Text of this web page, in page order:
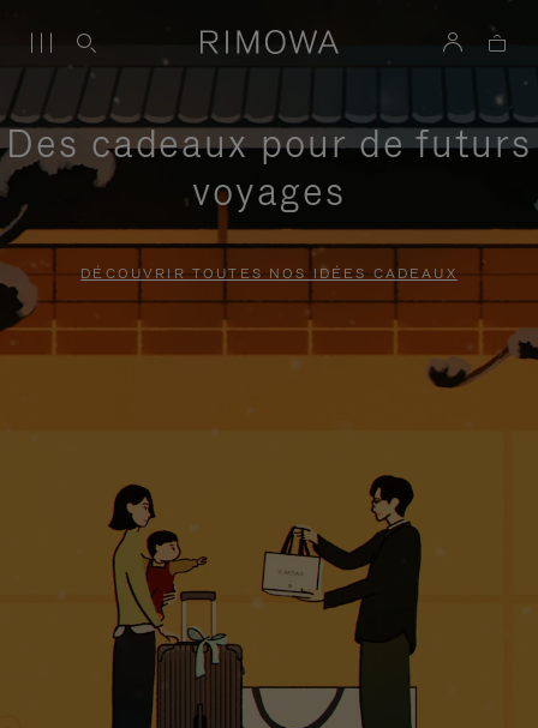
Des cadeaux pour de futurs
voyages
DÉCOUVRIR TOUTES NOS IDÉES CADEAUX